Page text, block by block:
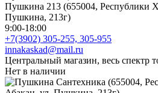
Пушкина 213 (655004, Республики
Пушкина, 213г)
9:00-18:00
+7(3902) 305-255, 305-955
innakaskad@mail.ru
Центральный магазин, весь спектр
Нет в наличии